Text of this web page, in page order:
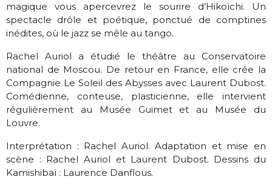
magique vous apercevrez le sourire d’Hikoïchi. Un
spectacle drôle et poétique, ponctué de comptines
inédites, où le jazz se mêle au tango.
Rachel Auriol a étudié le théâtre au Conservatoire
national de Moscou. De retour en France, elle crée la
Compagnie Le Soleil des Abysses avec Laurent Dubost.
Comédienne, conteuse, plasticienne, elle intervient
régulièrement au Musée Guimet et au Musée du
Louvre.
Interprétation : Rachel Auriol. Adaptation et mise en
scène : Rachel Auriol et Laurent Dubost. Dessins du
Kamishibaï : Laurence Danflous.